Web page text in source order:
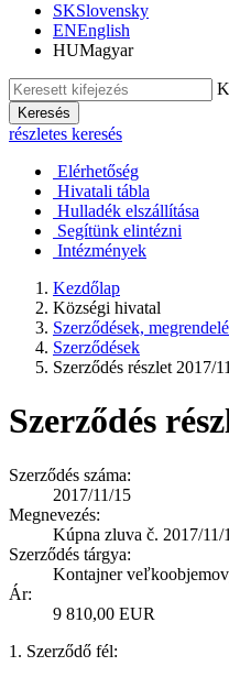
SKSlovensky
ENEnglish
HUMagyar
Keresés
részletes keresés
Elérhetőség
Hivatali tábla
Hulladék elszállítása
Segítünk elintézni
Intézmények
Kezdőlap
Községi hivatal
Szerződések,
Szerződések
Szerződés részlet 2017/
Szerződés
Szerződés száma:
2017/11/15
Megnevezés:
Kúpna zluva č. 2017/11/
Szerződés tárgya:
Kontajner
Ár:
9 810,00 EUR
1. Szerződő fél: